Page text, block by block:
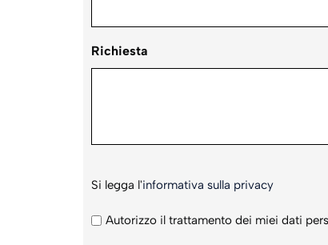
Richiesta
legga
l'informativa
Si legga l'informativa sulla privacy
Autorizzo il trattamento dei miei dati